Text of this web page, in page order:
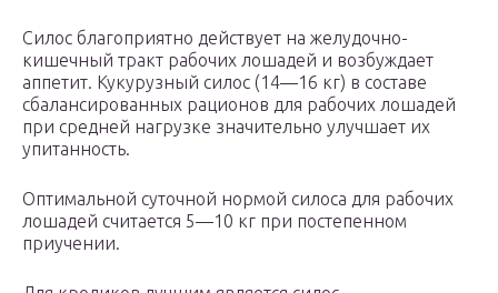
Силос благоприятно действует на желудочно-
кишечный тракт рабочих лошадей и возбуждает
аппетит. Кукурузный силос (14—16 кг) в составе
сбалансированных рационов для рабочих лошадей
при средней нагрузке значительно улучшает их
упитанность.
Оптимальной суточной нормой силоса для рабочих
лошадей считается 5—10 кг при постепенном
приучении.